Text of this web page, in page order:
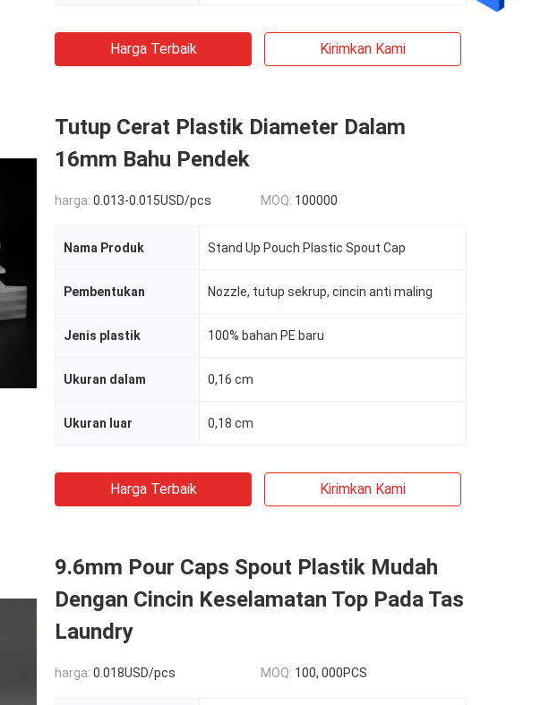
Harga Terbaik Kirimkan Kami
Tutup Cerat Plastik Diameter Dalam
16mm Bahu Pendek
harga: 0.013-0.015USD/pcs MOQ: 100000
Nama Produk Stand Up Pouch Plastic Spout Cap
Pembentukan Nozzle, tutup sekrup, cincin anti maling
Jenis plastik 100% bahan PE baru
Ukuran dalam 0,16 cm
Ukuran luar 0,18 cm
Harga Terbaik Kirimkan Kami
9.6mm Pour Caps Spout Plastik Mudah
Dengan Cincin Keselamatan Top Pada Tas
Laundry
harga: 0.018USD/pcs MOQ: 100, 000PCS